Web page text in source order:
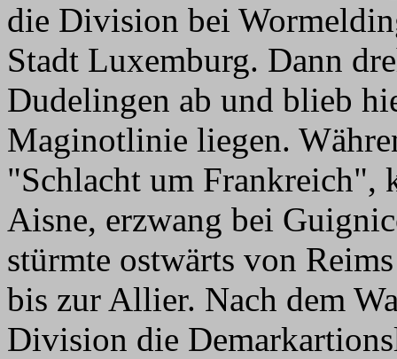
die Division bei
Stadt Luxemburg. Dann
Dudelingen ab und blieb
Maginotlinie liegen.
"Schlacht um Frankreich",
Aisne, erzwang bei
stürmte ostwärts von
bis zur Allier. Nach dem
Division die